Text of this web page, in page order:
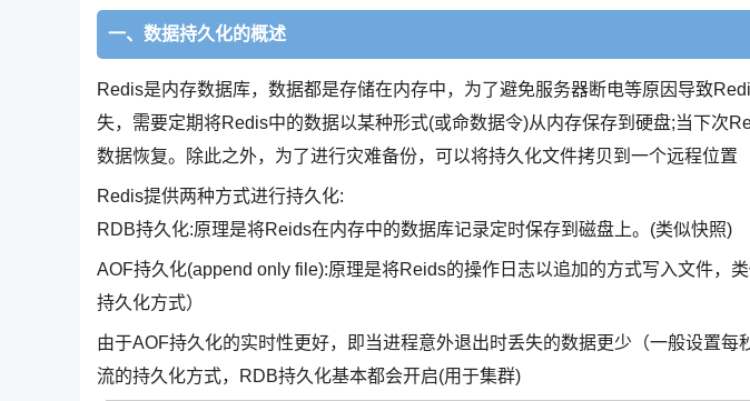
一、数据持久化的概述
Redis是内存数据库，数据都是存储在内存中，为了避免服务器断电等原因导致
失，需要定期将Redis中的数据以某种形式(或命数据令)从内存保存到硬盘;当下次
数据恢复。除此之外，为了进行灾难备份，可以将持久化文件拷贝到一个远程位置
Redis提供两种方式进行持久化:
RDB持久化:原理是将Reids在内存中的数据库记录定时保存到磁盘上。(类似快照)
AOF持久化(append only file):原理是将Reids的操作日志以追加的方式写入文件，
持久化方式）
由于AOF持久化的实时性更好，即当进程意外退出时丢失的数据更少（一般设置每
流的持久化方式，RDB持久化基本都会开启(用于集群)